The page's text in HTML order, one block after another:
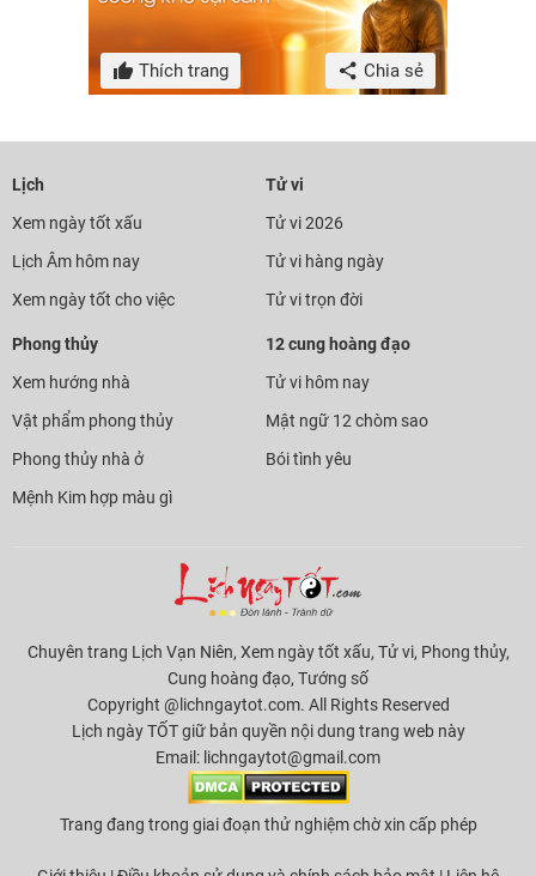
Thích trang Chia sẻ
Lịch
Xem ngày tốt xấu
Lịch Âm hôm nay
Xem ngày tốt cho việc
Tử vi
Tử vi 2026
Tử vi hàng ngày
Tử vi trọn đời
Phong thủy
Xem hướng nhà
Vật phẩm phong thủy
Phong thủy nhà ở
Mệnh Kim hợp màu gì
12 cung hoàng đạo
Tử vi hôm nay
Mật ngữ 12 chòm sao
Bói tình yêu
Chuyên trang Lịch Vạn Niên, Xem ngày tốt xấu, Tử vi, Phong thủy,
Cung hoàng đạo, Tướng số
Copyright @lichngaytot.com. All Rights Reserved
Lịch ngày TỐT giữ bản quyền nội dung trang web này
Email: lichngaytot@gmail.com
Trang đang trong giai đoạn thử nghiệm chờ xin cấp phép